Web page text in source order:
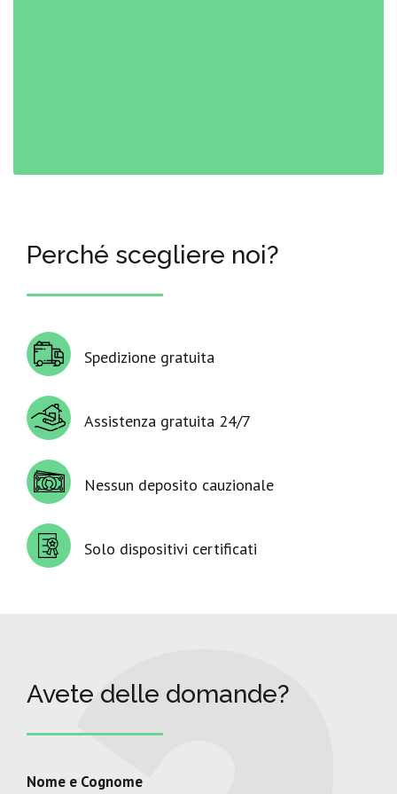
Perché scegliere noi?
Spedizione gratuita
Assistenza gratuita 24/7
Nessun deposito cauzionale
Solo dispositivi certificati
Avete delle domande?
Nome e Cognome